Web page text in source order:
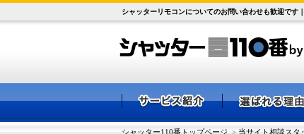
シャッターリモコンについてのお問い合わせも歓迎です
シャッター110番トップページ > 当サイト相談スタ